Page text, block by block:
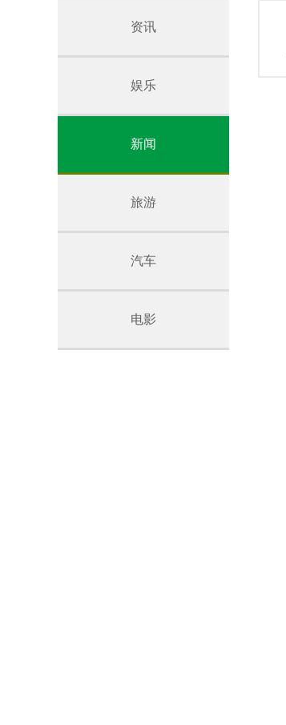
资讯
娱乐
新闻
旅游
汽车
电影